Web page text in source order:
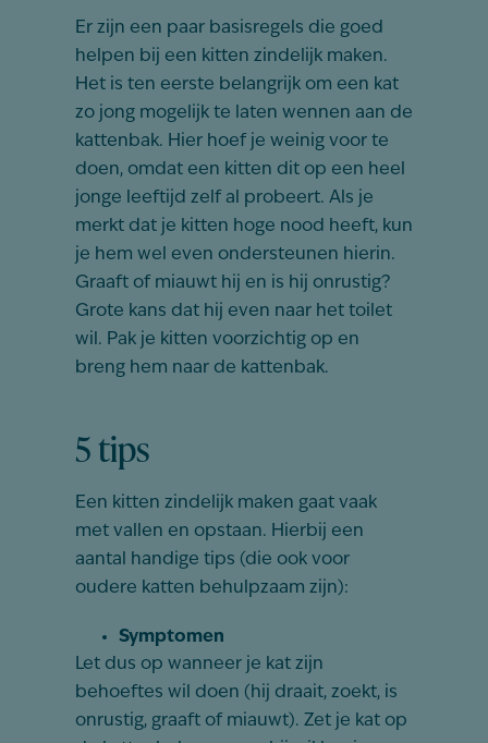
Er zijn een paar basisregels die goed
helpen bij een kitten zindelijk maken.
Het is ten eerste belangrijk om een kat
zo jong mogelijk te laten wennen aan de
kattenbak. Hier hoef je weinig voor te
doen, omdat een kitten dit op een heel
jonge leeftijd zelf al probeert. Als je
merkt dat je kitten hoge nood heeft, kun
je hem wel even ondersteunen hierin.
Graaft of miauwt hij en is hij onrustig?
Grote kans dat hij even naar het toilet
wil. Pak je kitten voorzichtig op en
breng hem naar de kattenbak.
5 tips
Een kitten zindelijk maken gaat vaak
met vallen en opstaan. Hierbij een
aantal handige tips (die ook voor
oudere katten behulpzaam zijn):
Symptomen
Let dus op wanneer je kat zijn
behoeftes wil doen (hij draait, zoekt, is
onrustig, graaft of miauwt). Zet je kat op